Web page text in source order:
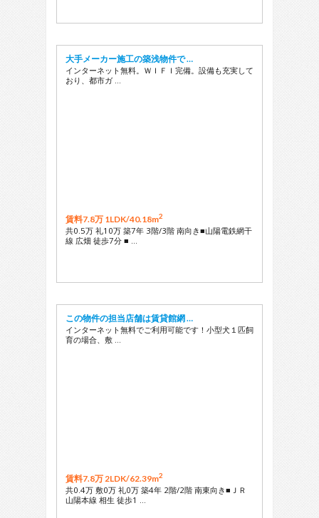
大手メーカー施工の築浅物件で …
インターネット無料。ＷＩＦＩ完備。設備も充実して
おり、都市ガ …
賃料7.8万 1LDK/40.18m2
共0.5万 礼10万 築7年 3階/3階 南向き■山陽電鉄網干
線 広畑 徒歩7分 ■ …
この物件の担当店舗は賃貸館網 …
インターネット無料でご利用可能です！小型犬１匹飼
育の場合、敷 …
賃料7.8万 2LDK/62.39m2
共0.4万 敷0万 礼0万 築4年 2階/2階 南東向き■ＪＲ
山陽本線 相生 徒歩1 …